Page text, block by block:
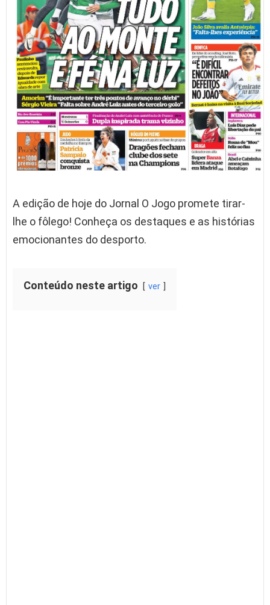
A edição de hoje do Jornal O Jogo promete tirar-
lhe o fôlego! Conheça os destaques e as histórias
emocionantes do desporto.
Conteúdo neste artigo ver